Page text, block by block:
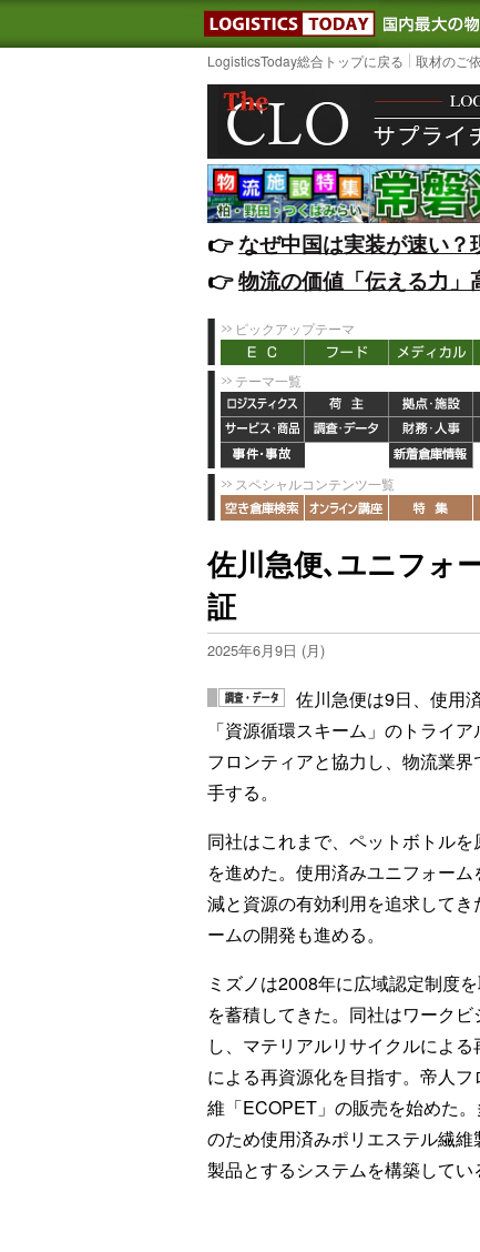
LOGISTICS
LogisticsToday総合トップに戻る 取材のご
👉️なぜ中国は実装が速い
👉️物流の価値「伝える力
ピックアップテーマ
テーマ一覧
スペシャルコンテンツ一覧
佐川急便､ユニフォ
証
2025年6月9日 (月)
佐川急便は9日、使用
「資源循環スキーム」のトライ
フロンティアと協力し、物流業
手する。
同社はこれまで、ペットボトル
を進めた。使用済みユニフォー
減と資源の有効利用を追求して
ームの開発も進める。
ミズノは2008年に広域認定制度
を蓄積してきた。同社はワーク
し、マテリアルリサイクルによ
による再資源化を目指す。帝人
維「ECOPET」の販売を始めた
のため使用済みポリエステル繊
製品とするシステムを構築してい